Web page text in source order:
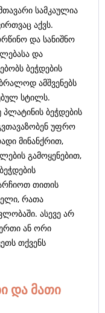
სამკაულია
აქვს.
და სანიშნო
და
ბეჭდების
ამშვენებს
სტილს.
ბეჭდების
უფრო
მინანქრით,
გამოყენებით,
თითის
რათა
ასევე არ
ან ორი
თქვენს
და მათი